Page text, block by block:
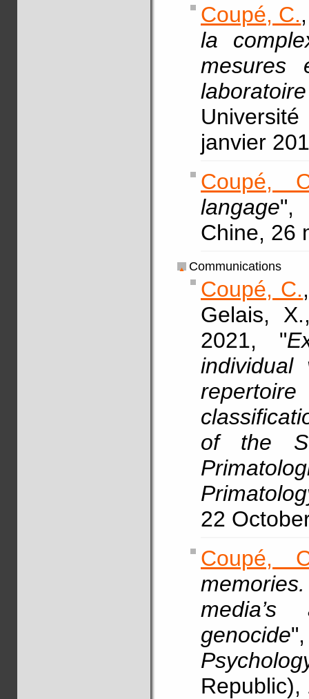
Coupé, C.
la
janvier
Coupé,
langage",
Chine, 26
Communications
Coupé, C.
Gelais,
2021, "
of the
22
Coupé,
genocide
Republic),